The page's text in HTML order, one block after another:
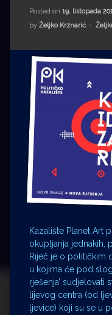
Drugi autori
Drugi autori
Matea Andrić
Ljiljana Lekanić-Kljaić
Željko Krznarić
Mario Lovreković
Miroslav Šantek
Posted on 19. listopada
by Željko Krznarić
Kazalište Planet Art
okupljanja jednakih,
Riječ je o političkim
u kojima će pod
rješenja’ sudjelovati
lijevog centra (od
ljevice) koji su se u